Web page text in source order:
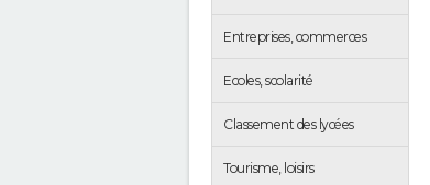
Entreprises, commerces
Ecoles, scolarité
Classement des lycées
Tourisme, loisirs